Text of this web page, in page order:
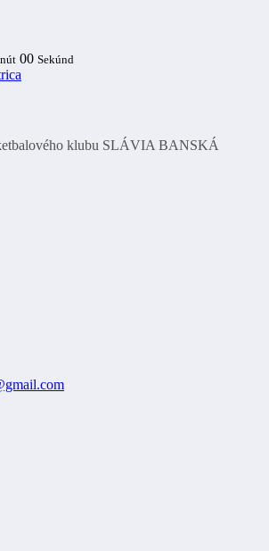
00 Sekúnd
klubu SLÁVIA BANSKÁ